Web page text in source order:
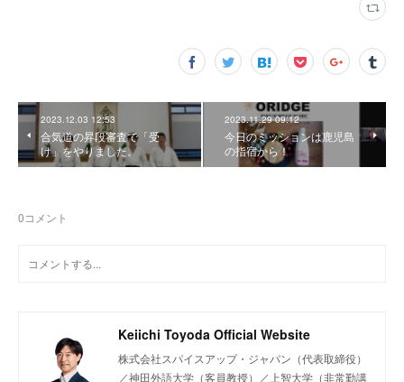
2023.12.03 12:53
合気道の昇段審査で「受
け」をやりました。
2023.11.29 09:12
今日のミッションは鹿児島
の指宿から！
0コメント
Keiichi Toyoda Official Website
株式会社スパイスアップ・ジャパン（代表取締役）
／神田外語大学（客員教授）／上智大学（非常勤講